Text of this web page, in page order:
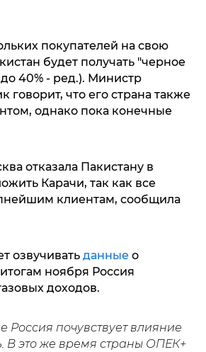
покупателей на свою
будет получать "черное
40% - ред.). Министр
что его страна также
однако пока конечные
отказала Пакистану в
Карачи, так как все
клиентам, сообщила
озвучивать данные о
ноября Россия
доходов.
почувствует влияние
В это же время страны ОПЕК+